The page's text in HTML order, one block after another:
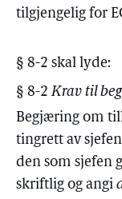
tilgjengelig for
§ 8-2 skal lyde:
§ 8-2 Krav til
Begjæring om
tingrett av
den som sjefen
skriftlig og angi